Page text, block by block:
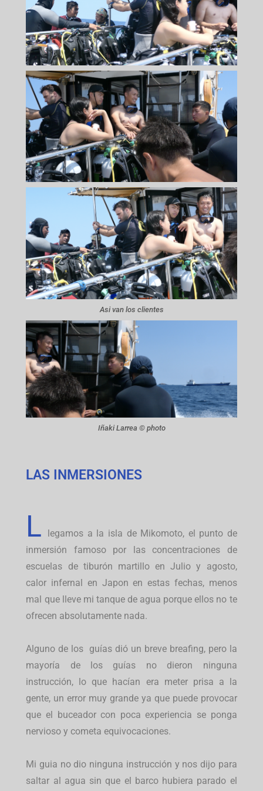
Asi van los clientes
Iñaki Larrea © photo
LAS INMERSIONES
L
legamos a la isla de Mikomoto, el punto de
inmersión famoso por las concentraciones de
escuelas de tiburón martillo en Julio y agosto,
calor infernal en Japon en estas fechas, menos
mal que lleve mi tanque de agua porque ellos no te
ofrecen absolutamente nada.
Alguno de los guías dió un breve breafing, pero la
mayoría de los guías no dieron ninguna
instrucción, lo que hacían era meter prisa a la
gente, un error muy grande ya que puede provocar
que el buceador con poca experiencia se ponga
nervioso y cometa equivocaciones.
Mi guia no dio ninguna instrucción y nos dijo para
saltar al agua sin que el barco hubiera parado el